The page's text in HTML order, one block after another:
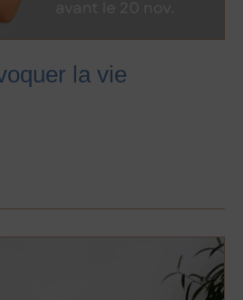
la vie